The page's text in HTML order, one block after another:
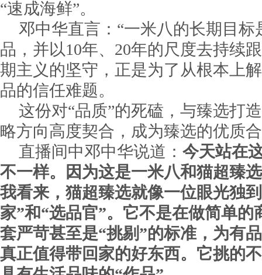
“速成海鲜”。
邓中华直言：“一米八的长期目标
品，并以10年、20年的尺度去持续
期主义的坚守，正是为了从根本上
品的信任难题。
这份对“品质”的死磕，与臻选打
略方向高度契合，成为臻选的优质
直播间中邓中华说道： 今天站在
不一样。因为这是一米八和猫超臻
我看来，猫超臻选就像一位眼光独
家”和“选品官”。它不是在做简单的
套严苛甚至是“挑剔”的标准，为有
真正值得带回家的好东西。它挑的